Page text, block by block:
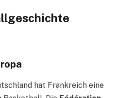
hat Frankreich eine